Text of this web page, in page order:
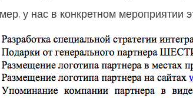
у нас в конкретном мероприятии